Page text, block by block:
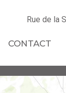
Rue de la
CONTACT